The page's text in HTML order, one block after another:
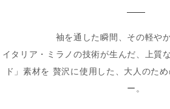
袖を通した瞬間、その軽や
イタリア・ミラノの技術が生んだ、上質
ド」素材を 贅沢に使用した、大人のた
ー。